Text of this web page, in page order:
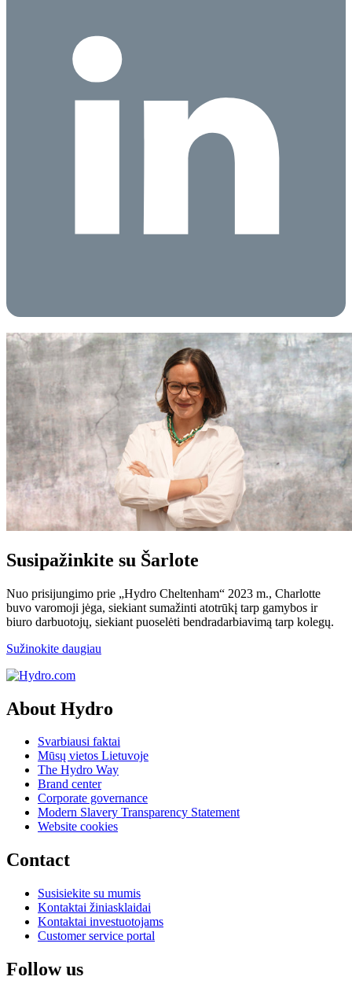
Susipažinkite su Šarlote
Nuo prisijungimo prie „Hydro Cheltenham“ 2023 m., Charlotte
buvo varomoji jėga, siekiant sumažinti atotrūkį tarp gamybos ir
biuro darbuotojų, siekiant puoselėti bendradarbiavimą tarp kolegų.
Sužinokite daugiau
About Hydro
Svarbiausi faktai
Mūsų vietos Lietuvoje
The Hydro Way
Brand center
Corporate governance
Modern Slavery Transparency Statement
Website cookies
Contact
Susisiekite su mumis
Kontaktai žiniasklaidai
Kontaktai investuotojams
Customer service portal
Follow us